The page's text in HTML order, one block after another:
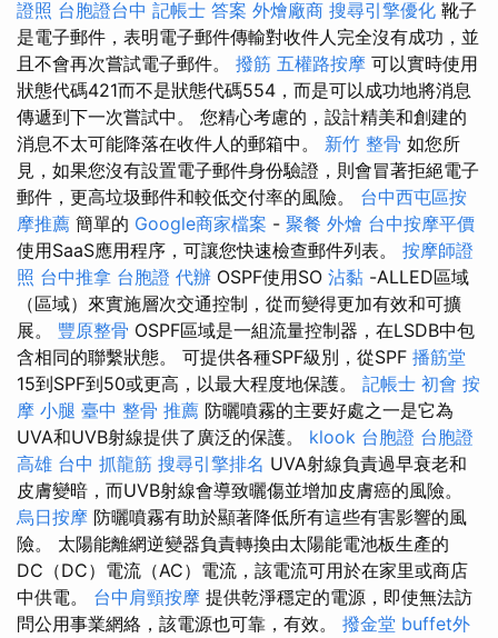
證照 台胞證台中 記帳士 答案 外燴廠商 搜尋引擎優化 靴子
是電子郵件，表明電子郵件傳輸對收件人完全沒有成功，並
且不會再次嘗試電子郵件。 撥筋 五權路按摩 可以實時使用
狀態代碼421而不是狀態代碼554，而是可以成功地將消息
傳遞到下一次嘗試中。 您精心考慮的，設計精美和創建的
消息不太可能降落在收件人的郵箱中。 新竹 整骨 如您所
見，如果您沒有設置電子郵件身份驗證，則會冒著拒絕電子
郵件，更高垃圾郵件和較低交付率的風險。 台中西屯區按
摩推薦 簡單的 Google商家檔案 - 聚餐 外燴 台中按摩平價
使用SaaS應用程序，可讓您快速檢查郵件列表。 按摩師證
照 台中推拿 台胞證 代辦 OSPF使用SO 沾黏 -ALLED區域
（區域）來實施層次交通控制，從而變得更加有效和可擴
展。 豐原整骨 OSPF區域是一組流量控制器，在LSDB中包
含相同的聯繫狀態。 可提供各種SPF級別，從SPF 播筋堂
15到SPF到50或更高，以最大程度地保護。 記帳士 初會 按
摩 小腿 臺中 整骨 推薦 防曬噴霧的主要好處之一是它為
UVA和UVB射線提供了廣泛的保護。 klook 台胞證 台胞證
高雄 台中 抓龍筋 搜尋引擎排名 UVA射線負責過早衰老和
皮膚變暗，而UVB射線會導致曬傷並增加皮膚癌的風險。
烏日按摩 防曬噴霧有助於顯著降低所有這些有害影響的風
險。 太陽能離網逆變器負責轉換由太陽能電池板生產的
DC（DC）電流（AC）電流，該電流可用於在家里或商店
中供電。 台中肩頸按摩 提供乾淨穩定的電源，即使無法訪
問公用事業網絡，該電源也可靠，有效。 撥金堂 buffet外